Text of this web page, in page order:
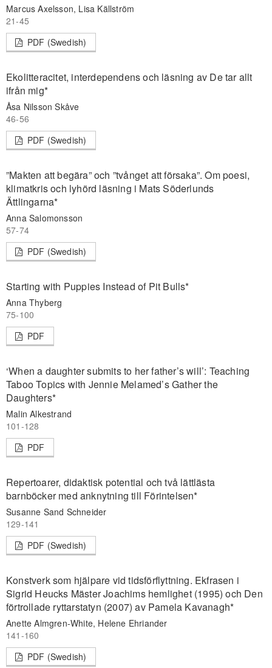
Marcus Axelsson, Lisa Källström
21-45
PDF (Swedish)
Ekolitteracitet, interdependens och läsning av De tar allt
ifrån mig*
Åsa Nilsson Skåve
46-56
PDF (Swedish)
”Makten att begära” och ”tvånget att försaka”. Om poesi,
klimatkris och lyhörd läsning i Mats Söderlunds
Ättlingarna*
Anna Salomonsson
57-74
PDF (Swedish)
Starting with Puppies Instead of Pit Bulls*
Anna Thyberg
75-100
PDF
‘When a daughter submits to her father’s will’: Teaching
Taboo Topics with Jennie Melamed’s Gather the
Daughters*
Malin Alkestrand
101-128
PDF
Repertoarer, didaktisk potential och två lättlästa
barnböcker med anknytning till Förintelsen*
Susanne Sand Schneider
129-141
PDF (Swedish)
Konstverk som hjälpare vid tidsförflyttning. Ekfrasen i
Sigrid Heucks Mäster Joachims hemlighet (1995) och Den
förtrollade ryttarstatyn (2007) av Pamela Kavanagh*
Anette Almgren-White, Helene Ehriander
141-160
PDF (Swedish)